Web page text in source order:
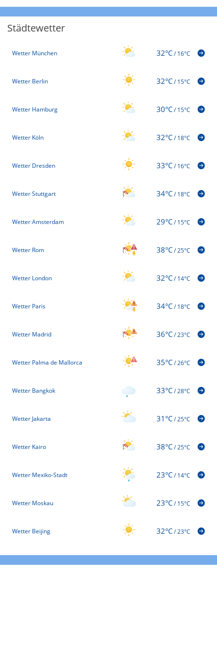
Städtewetter
Wetter München 32°C/16°C
Wetter Berlin 32°C/15°C
Wetter Hamburg 30°C/15°C
Wetter Köln 32°C/18°C
Wetter Dresden 33°C/16°C
Wetter Stuttgart 34°C/18°C
Wetter Amsterdam 29°C/15°C
Wetter Rom 38°C/25°C
Wetter London 32°C/14°C
Wetter Paris 34°C/18°C
Wetter Madrid 36°C/23°C
Wetter Palma de Mallorca 35°C/26°C
Wetter Bangkok 33°C/28°C
Wetter Jakarta 31°C/25°C
Wetter Kairo 38°C/25°C
Wetter Mexiko-Stadt 23°C/14°C
Wetter Moskau 23°C/15°C
Wetter Beijing 32°C/23°C